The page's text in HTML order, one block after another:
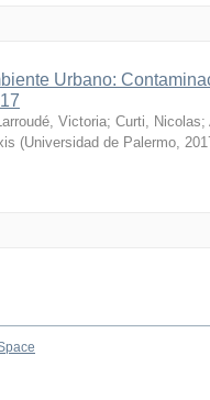
Urbano:
Victoria; Curti, Nicolas;
(Universidad de Palermo,